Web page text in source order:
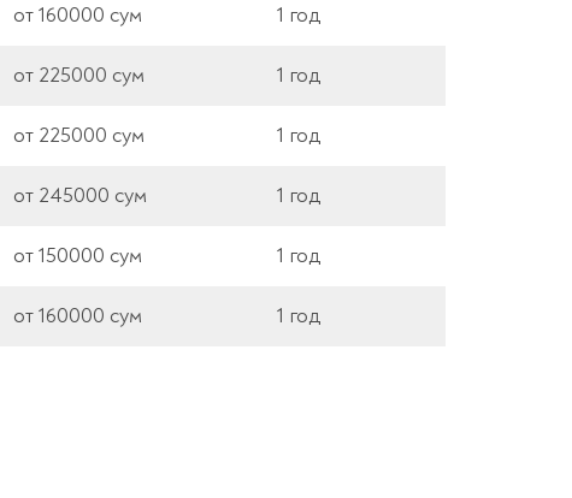
от 160000 сум 1 год
от 225000 сум 1 год
от 225000 сум 1 год
от 245000 сум 1 год
от 150000 сум 1 год
от 160000 сум 1 год